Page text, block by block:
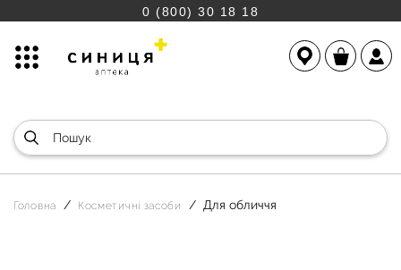
0 (800) 30 18 18
Головна Косметичні засоби Для обличчя